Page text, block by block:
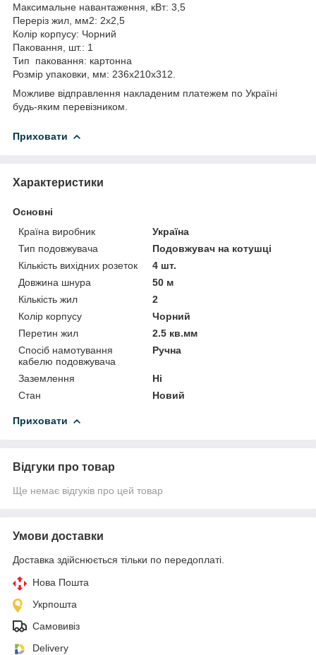
Максимальне навантаження, кВт: 3,5
Переріз жил, мм2: 2х2,5
Колір корпусу: Чорний
Паковання, шт.: 1
Тип паковання: картонна
Розмір упаковки, мм: 236х210х312.
Можливе відправлення накладеним платежем по Україні
будь-яким перевізником.
Приховати
Характеристики
Основні
Країна виробник
Україна
Тип подовжувача
Подовжувач на котушці
Кількість вихідних розеток
4 шт.
Довжина шнура
50 м
Кількість жил
2
Колір корпусу
Чорний
Перетин жил
2.5 кв.мм
Спосіб намотування
кабелю подовжувача
Ручна
Заземлення
Ні
Стан
Новий
Приховати
Відгуки про товар
Ще немає відгуків про цей товар
Умови доставки
Доставка здійснюється тільки по передоплаті.
Нова Пошта
Укрпошта
Самовивіз
Delivery